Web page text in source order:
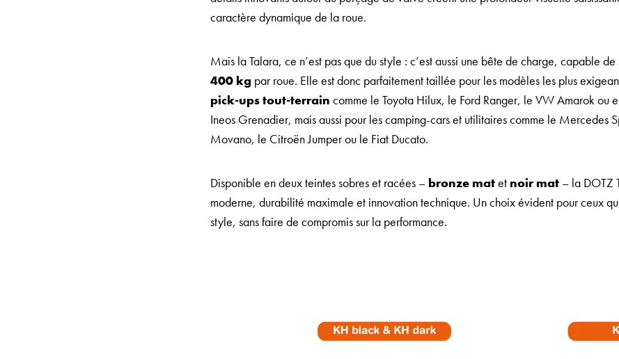
caractère dynamique de la roue.
Mais la Talara, ce n’est pas que du style : c’est aussi une bête de charge, capable de
400 kg par roue. Elle est donc parfaitement taillée pour les modèles les plus
pick-ups tout-terrain comme le Toyota Hilux, le Ford Ranger, le VW Amarok ou
Ineos Grenadier, mais aussi pour les camping-cars et utilitaires comme le Mercedes
Movano, le Citroën Jumper ou le Fiat Ducato.
Disponible en deux teintes sobres et racées – bronze matet noir mat – la DOTZ
moderne, durabilité maximale et innovation technique. Un choix évident pour ceux
style, sans faire de compromis sur la performance.